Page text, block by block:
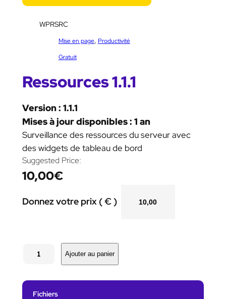
WPRSRC
Mise en page, Productivité
Gratuit
Ressources 1.1.1
Version : 1.1.1
Mises à jour disponibles : 1 an
Surveillance des ressources du serveur avec
des widgets de tableau de bord
Suggested Price:
10,00€
Donnez votre prix ( € )
t
Ajouter au panier
Fichiers